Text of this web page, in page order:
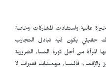
عالية واستفادت المشاركات وخاصة
حقيقي يكون فيه تبادل التجارب
المرأة من أجل ثورة النساء الضرورية
فالنساء مهمشات فقيرات لا